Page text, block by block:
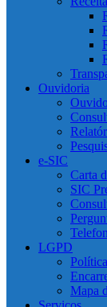
Ouvidoria
e-SIC
Carta
SIC
LGPD
Mapa